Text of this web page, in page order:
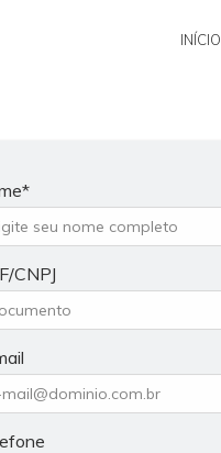
INÍCIO
CNPJ